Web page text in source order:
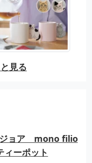
見る
ジョア mono filio
ィーポット